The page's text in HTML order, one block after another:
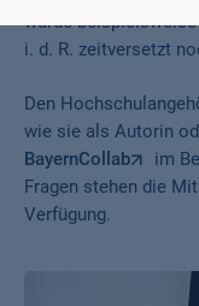
wurde
i. d. R. zeitversetzt
Den
wie sie als Autorin
BayernCollab
im
Fragen stehen die
Verfügung.